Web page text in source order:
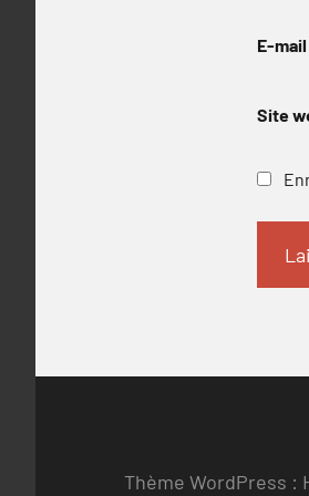
E-mail
Site
Thème WordPress :